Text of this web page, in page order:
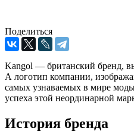
Поделиться
Kangol — британский бренд,
А логотип компании,
самых узнаваемых в мире
успеха этой неординарной
История бренда